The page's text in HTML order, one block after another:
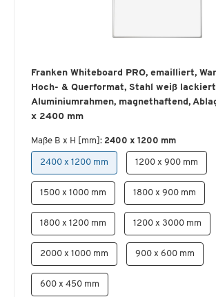
Franken Whiteboard PRO, emailliert,
Hoch- & Querformat, Stahl weiß
Aluminiumrahmen, magnethaftend,
x 2400 mm
Maße B x H [mm]: 2400 x 1200 mm
2400 x 1200 mm 1200 x 900 mm
1500 x 1000 mm 1800 x 900 mm
1800 x 1200 mm 1200 x 3000 mm
2000 x 1000 mm 900 x 600 mm
600 x 450 mm